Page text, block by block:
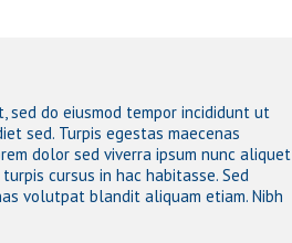
sed do eiusmod tempor incididunt ut
sed. Turpis egestas maecenas
dolor sed viverra ipsum nunc aliquet
cursus in hac habitasse. Sed
volutpat blandit aliquam etiam. Nibh